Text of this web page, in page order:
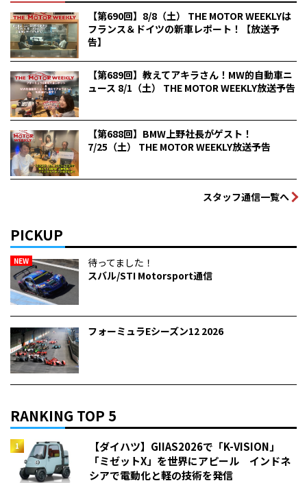
【第690回】8/8（土） THE MOTOR WEEKLYは
フランス＆ドイツの新車レポート！【放送予
告】
【第689回】教えてアキラさん！MW的自動車ニ
ュース 8/1（土） THE MOTOR WEEKLY放送予告
【第688回】BMW上野社長がゲスト！
7/25（土） THE MOTOR WEEKLY放送予告
スタッフ通信一覧へ
PICKUP
NEW
待ってました！
スバル/STI Motorsport通信
フォーミュラEシーズン12 2026
RANKING TOP 5
【ダイハツ】GIIAS2026で「K-VISION」
「ミゼットX」を世界にアピール インドネ
シアで電動化と軽の技術を発信